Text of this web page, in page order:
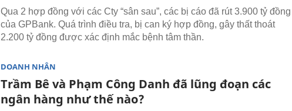
Qua 2 hợp đồng với các Cty “sân sau”, các bị cáo đã rút 3.900 tỷ đồng
của GPBank. Quá trình điều tra, bị can ký hợp đồng, gây thất thoát
2.200 tỷ đồng được xác định mắc bệnh tâm thần.
DOANH NHÂN
Trầm Bê và Phạm Công Danh đã lũng đoạn các
ngân hàng như thế nào?